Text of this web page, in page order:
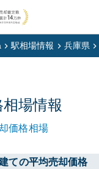
駅相場情報 兵庫県
場情報
価格相場
ての平均売却価格